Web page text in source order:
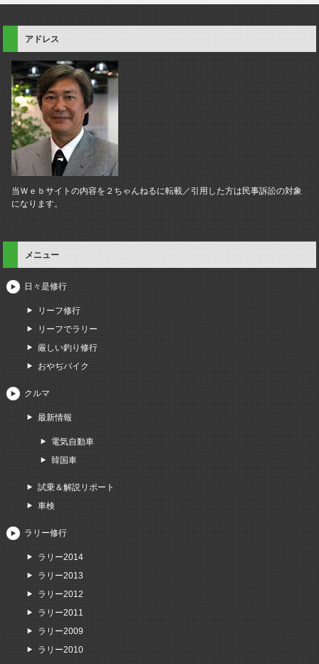
アドレス
当Ｗｅｂサイトの内容を２ちゃんねるに転載／引用した方は民事訴訟の対象
になります。
メニュー
日々是修行
リーフ修行
リーフでラリー
厳しい釣り修行
おやぢバイク
クルマ
最新情報
電気自動車
韓国車
試乗＆解説リポート
車検
ラリー修行
ラリー2014
ラリー2013
ラリー2012
ラリー2011
ラリー2009
ラリー2010